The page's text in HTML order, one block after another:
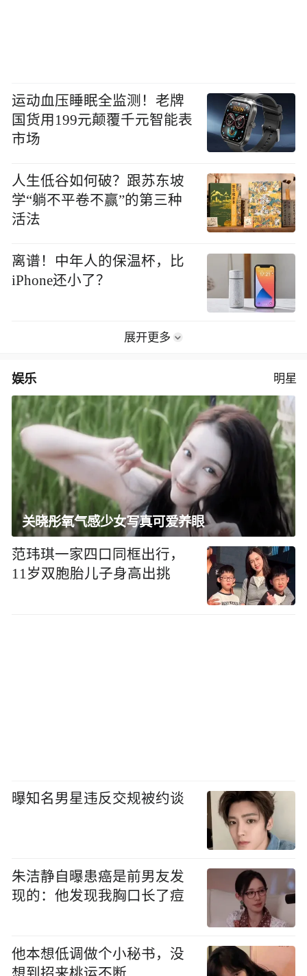
运动血压睡眠全监测！老牌
国货用199元颠覆千元智能表
市场
人生低谷如何破？跟苏东坡
学“躺不平卷不赢”的第三种
活法
离谱！中年人的保温杯，比
iPhone还小了？
展开更多
娱乐 明星
关晓彤氧气感少女写真可爱养眼
范玮琪一家四口同框出行，
11岁双胞胎儿子身高出挑
曝知名男星违反交规被约谈
朱洁静自曝患癌是前男友发
现的：他发现我胸口长了痘
他本想低调做个小秘书，没